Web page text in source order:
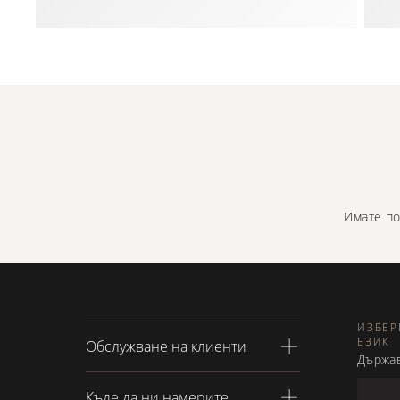
Имате
Обслужване на клиенти
ЕЗИК